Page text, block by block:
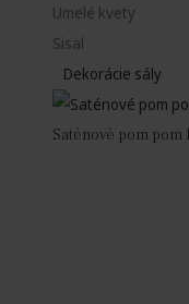
Umelé kvety
Sisal
Dekorácie sály
Saténové pom pom